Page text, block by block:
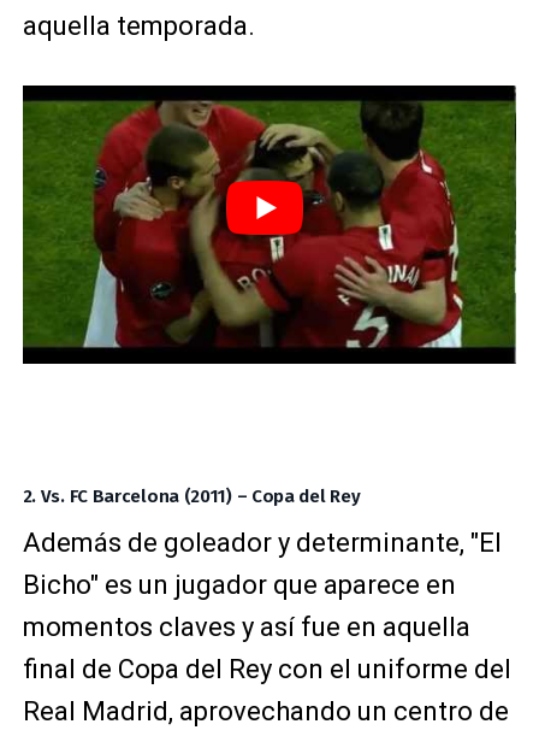
aquella temporada.
2. Vs. FC Barcelona (2011) – Copa del Rey
Además de goleador y determinante, "El
Bicho" es un jugador que aparece en
momentos claves y así fue en aquella
final de Copa del Rey con el uniforme del
Real Madrid, aprovechando un centro de